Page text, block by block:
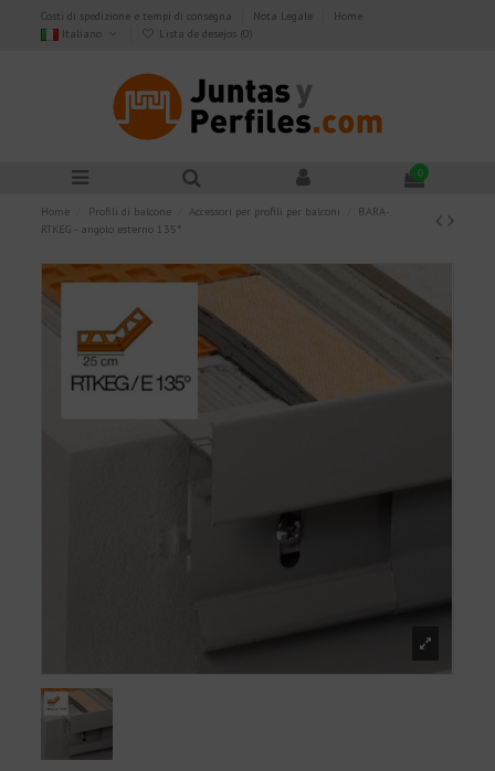
Costi di spedizione e tempi di consegna Nota Legale
Home
Italiano
Lista de desejos (0)
0
Home Profili di balcone Accessori per profili per balconi
BARA-
RTKEG - angolo esterno 135°